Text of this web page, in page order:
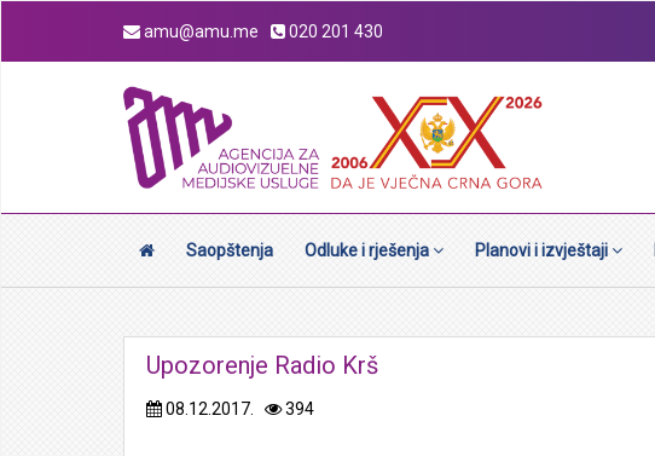
amu@amu.me 020 201 430
Saopštenja Odluke i rješenja Planovi i izvještaji
Upozorenje Radio Krš
08.12.2017. 394